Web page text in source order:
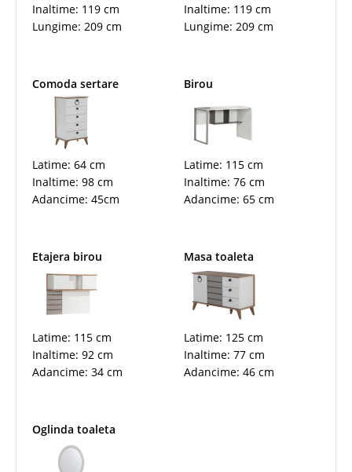
Inaltime: 119 cm
Lungime: 209 cm
Inaltime: 119 cm
Lungime: 209 cm
Comoda sertare
Latime: 64 cm
Inaltime: 98 cm
Adancime: 45cm
Birou
Latime: 115 cm
Inaltime: 76 cm
Adancime: 65 cm
Etajera birou
Latime: 115 cm
Inaltime: 92 cm
Adancime: 34 cm
Masa toaleta
Latime: 125 cm
Inaltime: 77 cm
Adancime: 46 cm
Oglinda toaleta